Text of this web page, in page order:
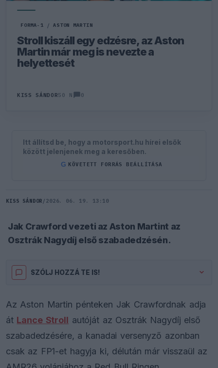
FORMA-1 / ASTON MARTIN
Stroll kiszáll egy edzésre, az Aston
Martin már meg is nevezte a
helyettesét
KISS SÁNDOR50 N 0
Itt állítsd be, hogy a motorsport.hu hírei elsők
között jelenjenek meg a keresőben.
G KÖVETETT FORRÁS BEÁLLÍTÁSA
KISS SÁNDOR / 2026. 06. 19. 13:10
Jak Crawford vezeti az Aston Martint az
Osztrák Nagydíj első szabadedzésén.
SZÓLJ HOZZÁ TE IS!
Az Aston Martin pénteken Jak Crawfordnak adja
át Lance Stroll autóját az Osztrák Nagydíj első
szabadedzésére, a kanadai versenyző azonban
csak az FP1-et hagyja ki, délután már visszaül az